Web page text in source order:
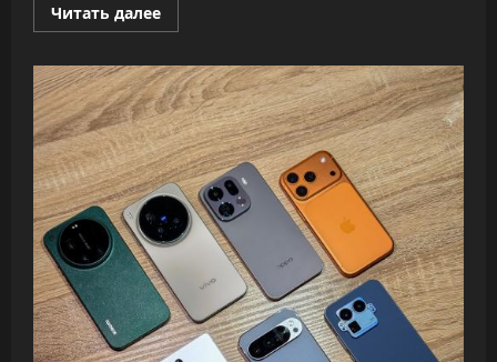
Читать далееПрочитать
больше
Samsung
спас
жизнь
русского
сноубордиста
от
напавшего
медведя